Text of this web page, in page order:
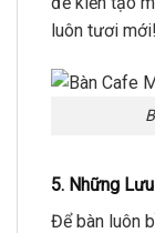
luôn tươi mới!
5. Những
Để bàn luôn